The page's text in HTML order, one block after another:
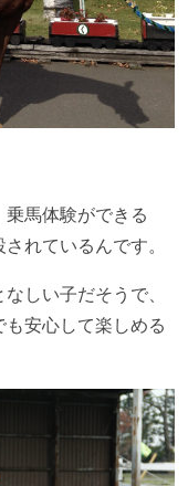
馬体験ができる
れているんです。
しい子だそうで、
安心して楽しめる